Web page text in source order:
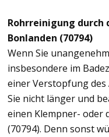
Rohrreinigung
Bonlanden (70794)
Wenn Sie
insbesondere im
einer Verstopfung des
Sie nicht länger und
einen Klempner- oder
(70794). Denn sonst